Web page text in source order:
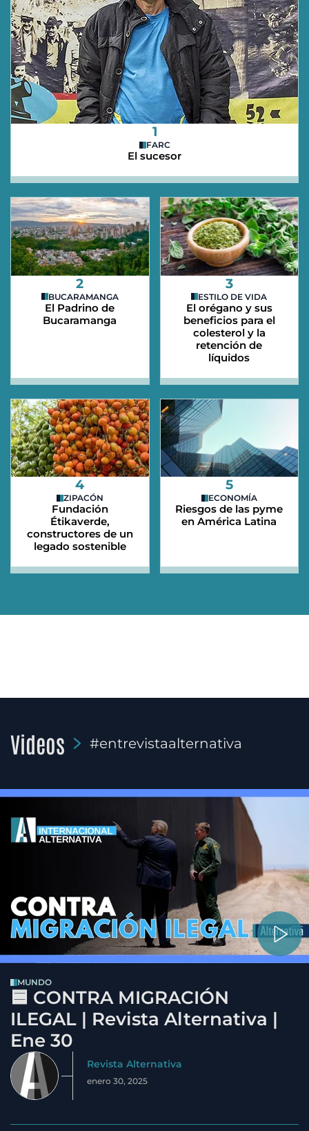
1
FARC
El sucesor
2
BUCARAMANGA
El Padrino de
Bucaramanga
3
ESTILO DE VIDA
El orégano y sus
beneficios para el
colesterol y la
retención de
líquidos
4
ZIPACÓN
Fundación
Étikaverde,
constructores de un
legado sostenible
5
ECONOMÍA
Riesgos de las pyme
en América Latina
Videos #entrevistaalternativa
MUNDO
🟦 CONTRA MIGRACIÓN
ILEGAL | Revista Alternativa |
Ene 30
Revista Alternativa
enero 30, 2025